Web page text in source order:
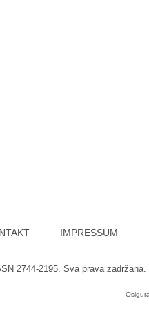
IMPRESSUM
2744-2195. Sva prava